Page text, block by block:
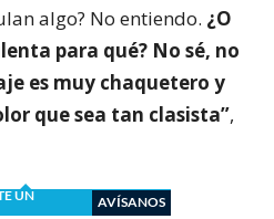
algo? No entiendo. ¿O
para qué? No sé, no
es muy chaquetero y
que sea tan clasista”,
UN
AVÍSANOS